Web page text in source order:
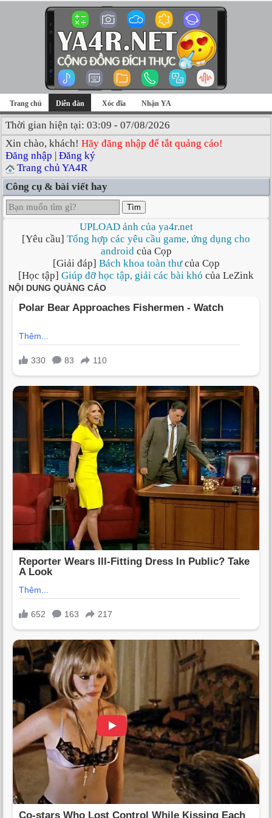
Trang chủ Diễn đàn Xóc đĩa Nhận YA
Thời gian hiện tại: 03:09 - 07/08/2026
Xin chào, khách! Hãy đăng nhập để tắt quảng cáo!
Đăng nhập | Đăng ký
Trang chủ YA4R
Công cụ & bài viết hay
Tìm
UPLOAD ảnh của ya4r.net
[Yêu cầu] Tổng hợp các yêu cầu game, ứng dụng cho
androidcủa Cọp
[Giải đáp] Bách khoa toàn thưcủa Cọp
[Học tập] Giúp đỡ học tập, giải các bài khó của LeZink